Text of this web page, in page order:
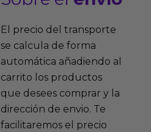
El precio del transporte
se calcula de forma
automática añadiendo al
carrito los productos
que desees comprar y la
dirección de envio. Te
facilitaremos el precio